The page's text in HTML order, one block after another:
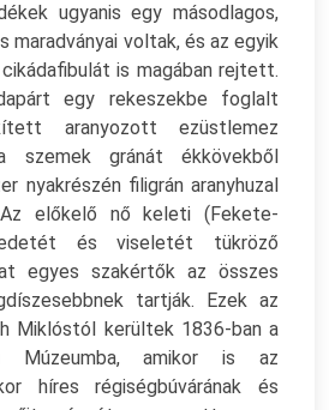
ugyanis egy másodlagos,
maradványai voltak, és az egyik
is magában rejtett.
egy rekeszekbe foglalt
aranyozott ezüstlemez
szemek gránát ékkövekből
nyakrészén filigrán aranyhuzal
előkelő nő keleti (Fekete-
és viseletét tükröző
egyes szakértők az összes
tartják. Ezek az
Miklóstól kerültek 1836-ban a
Múzeumba, amikor is az
híres régiségbúvárának és